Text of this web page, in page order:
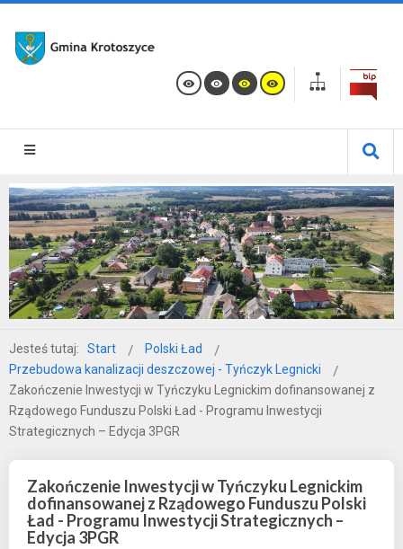
Jesteś tutaj: Start
Polski Ład
Przebudowa kanalizacji deszczowej - Tyńczyk Legnicki
Zakończenie Inwestycji w Tyńczyku Legnickim dofinansowanej z
Rządowego Funduszu Polski Ład - Programu Inwestycji
Strategicznych – Edycja 3PGR
Zakończenie Inwestycji w Tyńczyku Legnickim
dofinansowanej z Rządowego Funduszu Polski
Ład - Programu Inwestycji Strategicznych –
Edycja 3PGR